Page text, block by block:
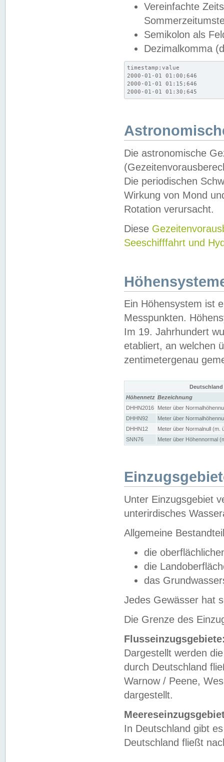
Vereinfachte
Semikolon als
Dezimalkomma
timestamp;value
2000-01-01 01:00;646
2000-01-01 01:15;646
2000-01-01 01:30;645
Die astronomische
Die periodischen
Wirkung von Mond
Rotation verursacht.
Diese
Seeschifffahrt und
Ein Höhensystem ist
Messpunkten.
Im 19. Jahrhundert
etabliert, an welchen
zentimetergenau
Höhennetz Bezeichnung
DHHN2016
Meter über
DHHN92
Meter über
DHHN12
Meter über Normalnull (m.
SNN76
Meter über Höhennormal
Unter Einzugsgebiet
unterirdisches
Allgemeine
die
die
das
Jedes Gewässer hat
Die Grenze des
Dargestellt werden
durch Deutschland
Warnow / Peene,
dargestellt.
In Deutschland gibt
Deutschland fließt